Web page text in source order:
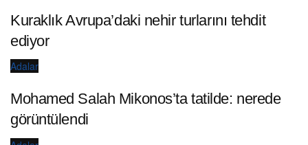
Kuraklık Avrupa’daki nehir turlarını tehdit
ediyor
Adalar
Mohamed Salah Mikonos’ta tatilde: nerede
görüntülendi